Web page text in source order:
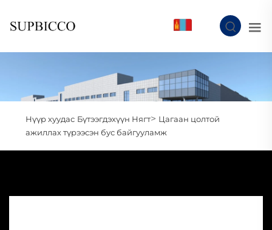
Нүүр хуудас Бүтээгдэхүүн Нягт> Цагаан цолтой
ажиллах түрээсэн бус байгууламж